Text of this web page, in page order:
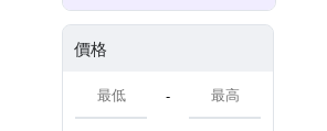
價格
-